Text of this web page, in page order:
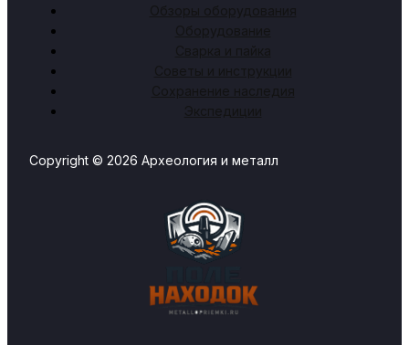
Обзоры оборудования
Оборудование
Сварка и пайка
Советы и инструкции
Сохранение наследия
Экспедиции
Copyright © 2026 Археология и металл